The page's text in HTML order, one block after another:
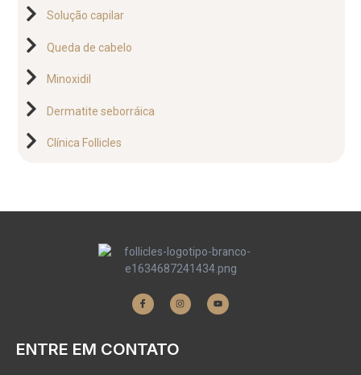
Solução capilar
Queda de cabelo
Minoxidil
Dermatite seborráica
Clínica Follicles
ENTRE EM CONTATO